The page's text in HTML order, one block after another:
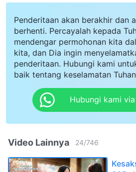
Penderitaan akan berakhir dan
berhenti. Percayalah kepada
mendengar permohonan kita
kita, dan Dia ingin
penderitaan. Hubungi kami
baik tentang keselamatan
Hubungi kami
Video Lainnya 24/746